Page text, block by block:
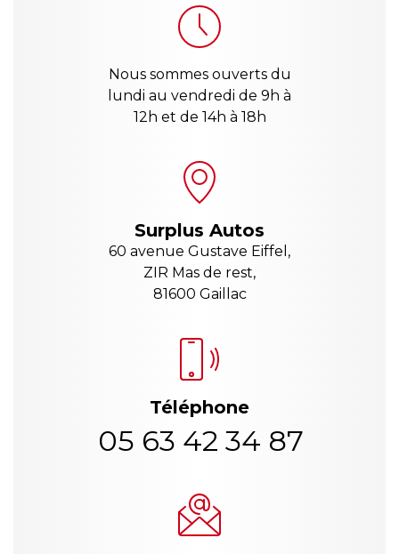
Nous sommes ouverts du
lundi au vendredi de 9h à
12h et de 14h à 18h
Surplus Autos
60 avenue Gustave Eiffel,
ZIR Mas de rest,
81600 Gaillac
Téléphone
05 63 42 34 87